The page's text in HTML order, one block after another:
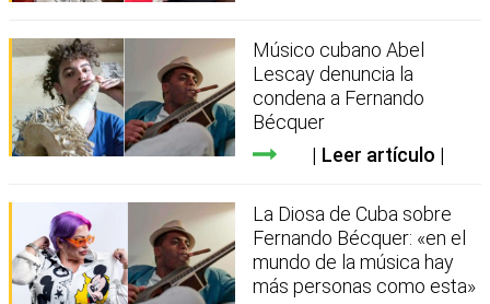
Músico cubano Abel
Lescay denuncia la
condena a Fernando
Bécquer
Leer artículo
La Diosa de Cuba sobre
Fernando Bécquer: «en el
mundo de la música hay
más personas como esta»